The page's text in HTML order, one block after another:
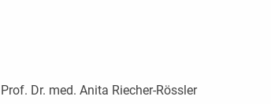
Prof. Dr. med. Anita Riecher-Rössler